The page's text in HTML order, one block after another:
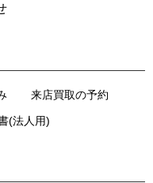
来店買取の予約
(法人用)